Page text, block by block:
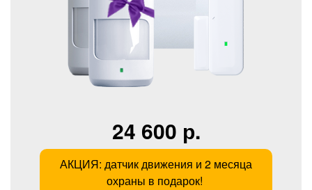
24 600 р.
АКЦИЯ: датчик движения и 2 месяца
охраны в подарок!